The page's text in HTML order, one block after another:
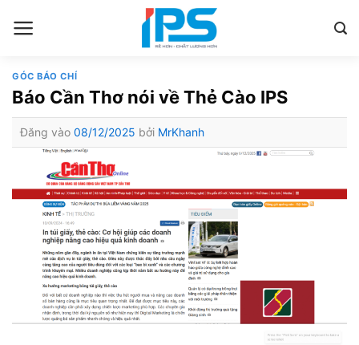
qua
dung
GÓC BÁO CHÍ
Báo Cần Thơ nói về Thẻ Cào IPS
Đăng vào 08/12/2025 bởi MrKhanh